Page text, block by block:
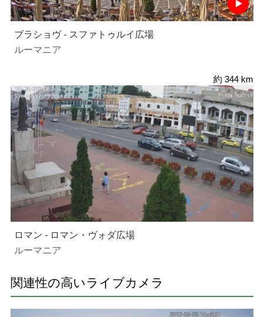
ブラショヴ - スファトゥルイ広場
ルーマニア
約 344 km
ロマン - ロマン・ヴォダ広場
ルーマニア
関連性の高いライブカメラ